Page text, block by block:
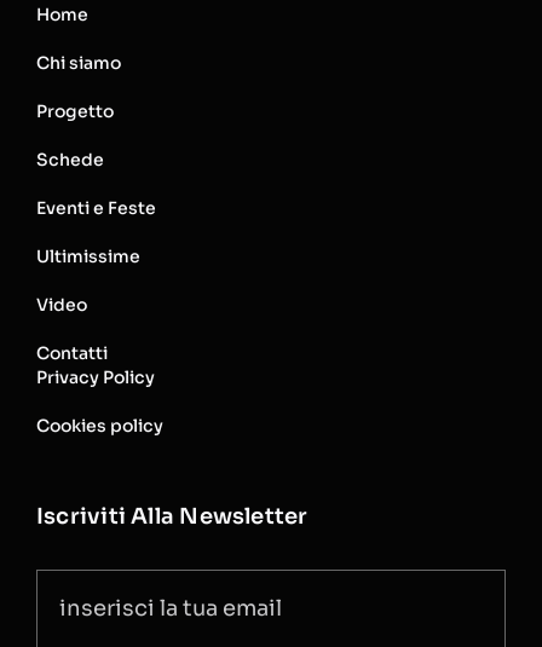
Home
Chi siamo
Progetto
Schede
Eventi e Feste
Ultimissime
Video
Contatti
Privacy Policy
Cookies policy
Iscriviti Alla Newsletter